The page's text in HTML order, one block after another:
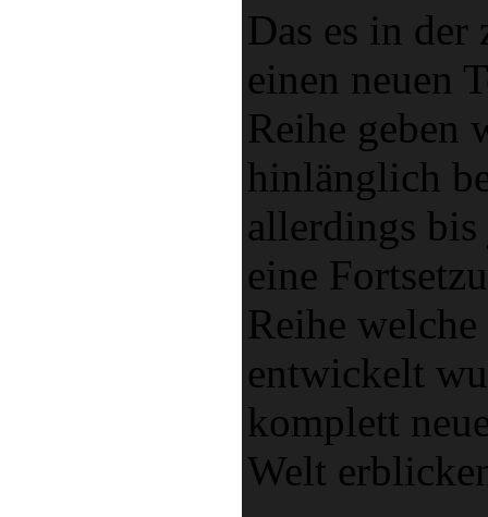
Das es in der
einen neuen
Reihe geben
hinlänglich
allerdings
eine
Reihe
entwickelt
komplett
Welt